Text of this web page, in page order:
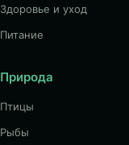
Здоровье и уход
Питание
Природа
Птицы
Рыбы